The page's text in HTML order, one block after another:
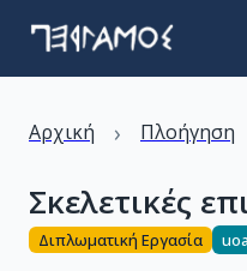
Αρχική › Πλοήγηση
Σκελετικές
Διπλωματική Εργασία